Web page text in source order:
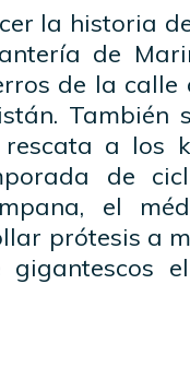
la historia
de
de la calle
También
a los
de
el
prótesis a